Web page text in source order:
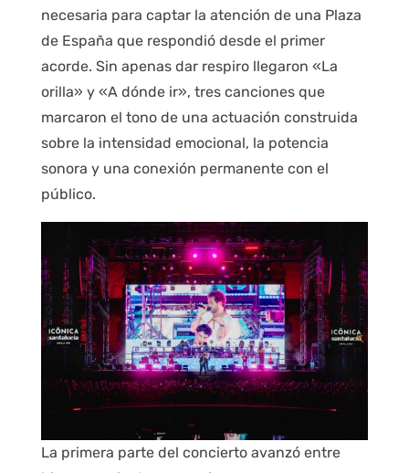
necesaria para captar la atención de una Plaza
de España que respondió desde el primer
acorde. Sin apenas dar respiro llegaron «La
orilla» y «A dónde ir», tres canciones que
marcaron el tono de una actuación construida
sobre la intensidad emocional, la potencia
sonora y una conexión permanente con el
público.
La primera parte del concierto avanzó entre